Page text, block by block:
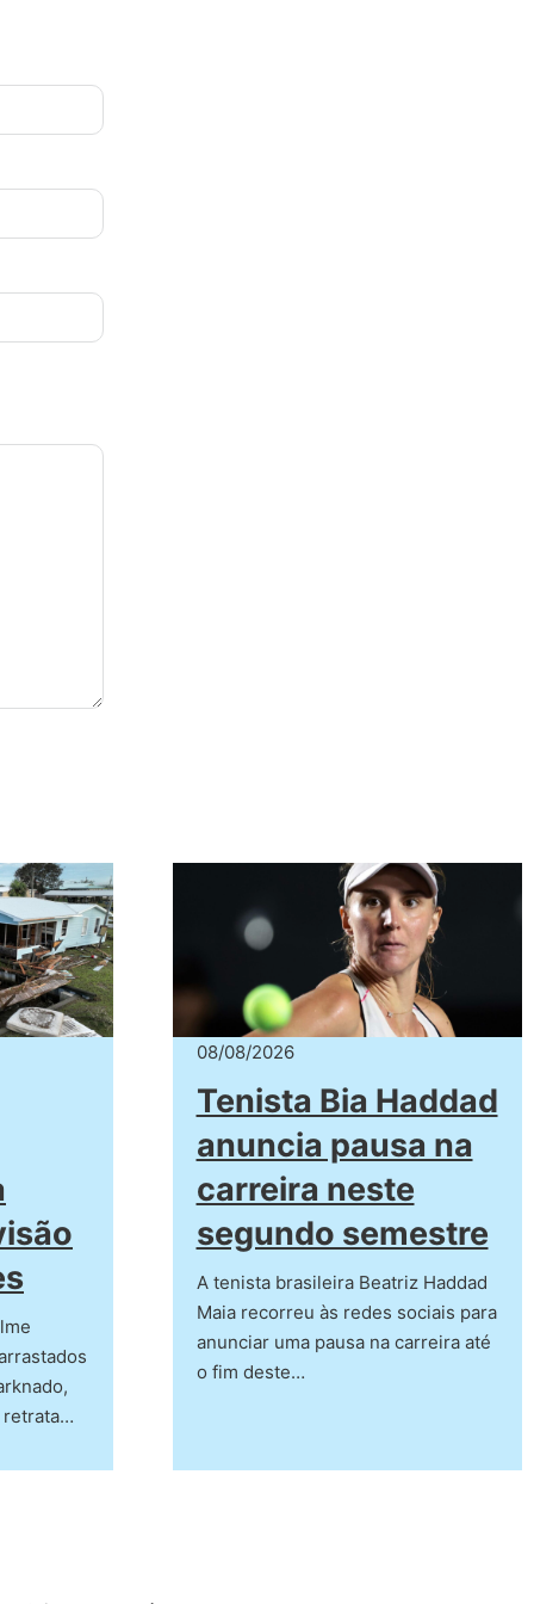
retrata…
08/08/2026
Tenista Bia Haddad
anuncia pausa na
carreira neste
segundo semestre
A tenista brasileira Beatriz Haddad
Maia recorreu às redes sociais para
anunciar uma pausa na carreira até
o fim deste…